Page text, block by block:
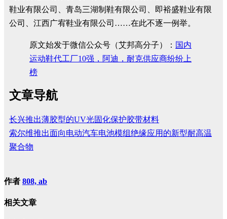
鞋业有限公司、青岛三湖制鞋有限公司、即裕盛鞋业有限
公司、江西广宥鞋业有限公司……在此不逐一例举。
原文始发于微信公众号（艾邦高分子）： 国内
运动鞋代工厂10强，阿迪，耐克供应商纷纷上
榜
文章导航
长兴推出薄胶型的UV光固化保护胶带材料
索尔维推出面向电动汽车电池模组绝缘应用的新型耐高温
聚合物
作者 808, ab
相关文章